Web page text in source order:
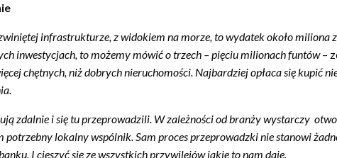
infrastrukturze, z widokiem na morze, to wydatek około miliona
inwestycjach, to możemy mówić o trzech – pięciu milionach funtów–
chętnych, niż dobrych nieruchomości. Najbardziej opłaca się kupić
zdalnie i się tu przeprowadzili. W zależności od branży wystarczy
potrzebny lokalny wspólnik. Sam proces przeprowadzki nie stanowi
I cieszyć się ze wszystkich przywilejów jakie to nam daje.